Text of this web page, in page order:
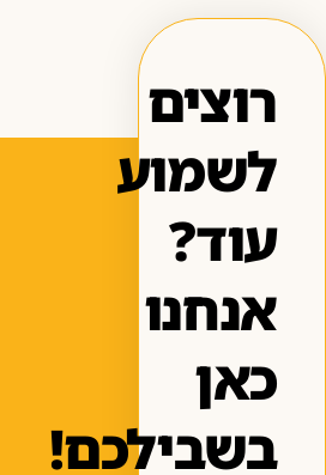
רוצים
לשמוע
עוד?
אנחנו
כאן
בשבילכם!